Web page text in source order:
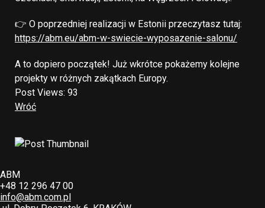
👉 O poprzedniej realizacji w Estonii przeczytasz tutaj:
https://abm.eu/abm-w-swiecie-wyposazenie-salonu/
A to dopiero początek! Już wkrótce pokażemy kolejne
projekty w różnych zakątkach Europy.
Post Views: 93
Wróć
ABM
+48 12 296 47 00
info@abm.com.pl